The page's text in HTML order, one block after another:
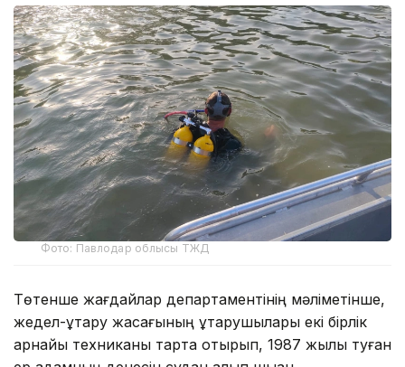
Фото: Павлодар облысы ТЖД
Төтенше жағдайлар департаментінің мәліметінше,
жедел-құтқару жасағының құтқарушылары екі бірлік
арнайы техниканы тарта отырып, 1987 жылы туған